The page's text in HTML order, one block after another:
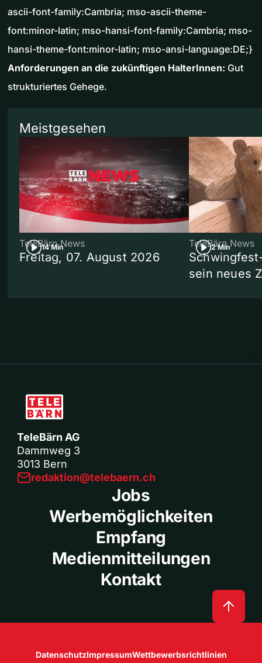
ascii-font-family:Cambria; mso-ascii-theme-
font:minor-latin; mso-hansi-font-family:Cambria; mso-
hansi-theme-font:minor-latin; mso-ansi-language:DE;}
Anforderungen an die zukünftigen HalterInnen: Gut
strukturiertes Gehege.
Meistgesehen
14 Min
TeleBärn News
Freitag, 07. August 2026
2 Min
TeleBärn News
sein neues
TeleBärn AG
Dammweg 3
3013 Bern
redaktion@telebaern.ch
Jobs
Werbemöglichkeiten
Empfang
Medienmitteilungen
Kontakt
DatenschutzImpressumWettbewerbsrichtlinien